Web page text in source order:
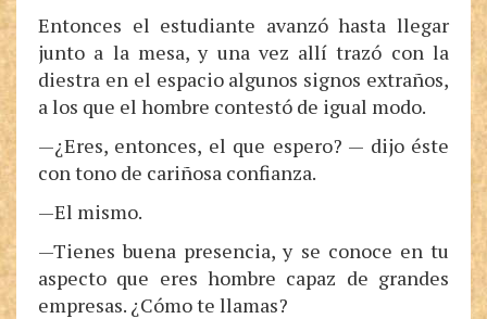
Entonces el estudiante avanzó hasta llegar
junto a la mesa, y una vez allí trazó con la
diestra en el espacio algunos signos extraños,
a los que el hombre contestó de igual modo.
—¿Eres, entonces, el que espero? — dijo éste
con tono de cariñosa confianza.
—El mismo.
—Tienes buena presencia, y se conoce en tu
aspecto que eres hombre capaz de grandes
empresas. ¿Cómo te llamas?